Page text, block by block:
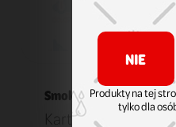
Smok
Kartridż Smok
NIE
Produkty na tej
tylko dla